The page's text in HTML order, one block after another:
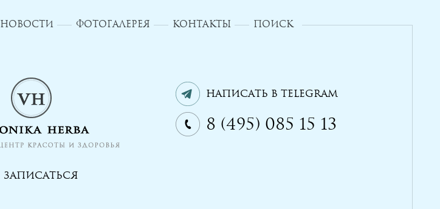
НОВОСТИ ФОТОГАЛЕРЕЯ КОНТАКТЫ ПОИСК
Написать в Telegram
8 (495) 085 15 13
Записаться